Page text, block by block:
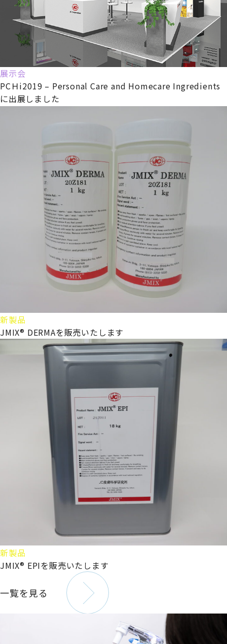
展示会
PCＨi2019 – Personal Care and Homecare Ingredients
に出展しました
新製品
JMIX® DERMAを販売いたします
新製品
JMIX® EPIを販売いたします
一覧を見る